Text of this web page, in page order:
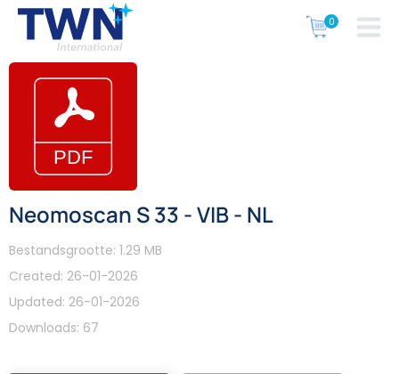
Neomoscan S 33 - VIB - NL
Bestandsgrootte: 1.29 MB
Created: 26-01-2026
Updated: 26-01-2026
Downloads: 67